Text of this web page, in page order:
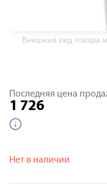
Внешний вид товара
Последняя цена
1 726
Нет в наличии